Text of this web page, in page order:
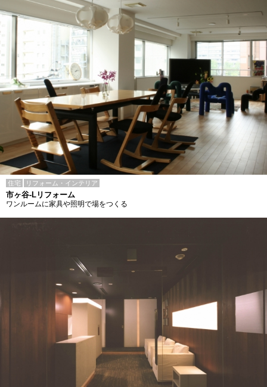
住宅 リフォーム・インテリア
市ヶ谷-Lリフォーム
ワンルームに家具や照明で場をつくる